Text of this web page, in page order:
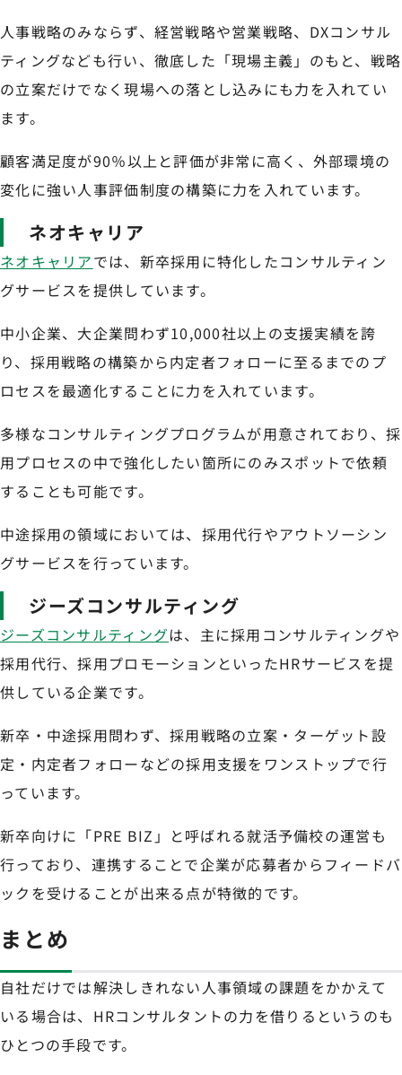
人事戦略のみならず、経営戦略や営業戦略、DXコンサル
ティングなども行い、徹底した「現場主義」のもと、戦略
の立案だけでなく現場への落とし込みにも力を入れてい
ます。
顧客満足度が90％以上と評価が非常に高く、外部環境の
変化に強い人事評価制度の構築に力を入れています。
ネオキャリア
ネオキャリアでは、新卒採用に特化したコンサルティン
グサービスを提供しています。
中小企業、大企業問わず10,000社以上の支援実績を誇
り、採用戦略の構築から内定者フォローに至るまでのプ
ロセスを最適化することに力を入れています。
多様なコンサルティングプログラムが用意されており、採
用プロセスの中で強化したい箇所にのみスポットで依頼
することも可能です。
中途採用の領域においては、採用代行やアウトソーシン
グサービスを行っています。
ジーズコンサルティング
ジーズコンサルティングは、主に採用コンサルティングや
採用代行、採用プロモーションといったHRサービスを提
供している企業です。
新卒・中途採用問わず、採用戦略の立案・ターゲット設
定・内定者フォローなどの採用支援をワンストップで行
っています。
新卒向けに「PRE BIZ」と呼ばれる就活予備校の運営も
行っており、連携することで企業が応募者からフィードバ
ックを受けることが出来る点が特徴的です。
まとめ
自社だけでは解決しきれない人事領域の課題をかかえて
いる場合は、HRコンサルタントの力を借りるというのも
ひとつの手段です。